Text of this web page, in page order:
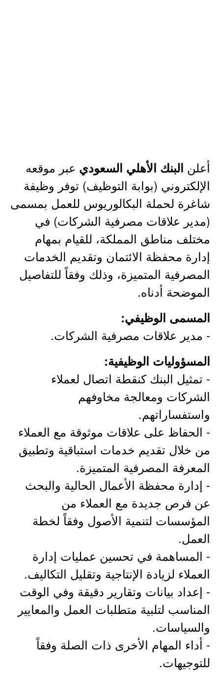
أعلن البنك الأهلي السعودي عبر موقعه
الإلكتروني (بوابة التوظيف) توفر وظيفة
شاغرة لحملة البكالوريوس للعمل بمسمى
(مدير علاقات مصرفية الشركات) في
مختلف مناطق المملكة، للقيام بمهام
إدارة محفظة الائتمان وتقديم الخدمات
المصرفية المتميزة، وذلك وفقاً للتفاصيل
الموضحة أدناه.
المسمى الوظيفي:
- مدير علاقات مصرفية الشركات.
المسؤوليات الوظيفية:
- تمثيل البنك كنقطة اتصال لعملاء
الشركات ومعالجة مخاوفهم
واستفساراتهم.
- الحفاظ على علاقات موثوقة مع العملاء
من خلال تقديم خدمات استباقية وتطبيق
المعرفة المصرفية المتميزة.
- إدارة محفظة الأعمال الحالية والبحث
عن فرص جديدة مع العملاء من
المؤسسات لتنمية الأصول وفقاً لخطة
العمل.
- المساهمة في تحسين عمليات إدارة
العملاء لزيادة الإنتاجية وتقليل التكاليف.
- إعداد بيانات وتقارير دقيقة وفي الوقت
المناسب لتلبية متطلبات العمل والمعايير
والسياسات.
- أداء المهام الأخرى ذات الصلة وفقاً
للتوجيهات.